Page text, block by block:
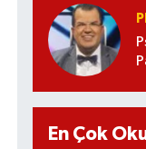
En Çok